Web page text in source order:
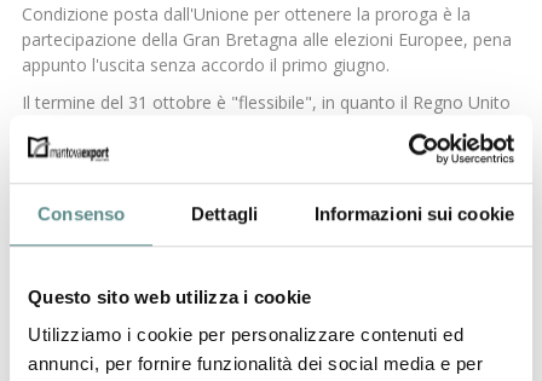
Consenso Dettagli Informazioni sui cookie
Questo sito web utilizza i cookie
Utilizziamo i cookie per personalizzare contenuti ed
annunci, per fornire funzionalità dei social media e per
Condizione posta dall'Unione per ottenere la proroga è la
partecipazione della Gran Bretagna alle elezioni Europee, pena
appunto l'uscita senza accordo il primo giugno.
Il termine del 31 ottobre è "flessibile", in quanto il Regno Unito
precedente:ice e amazon per il made in italy
successivo:algeria
news